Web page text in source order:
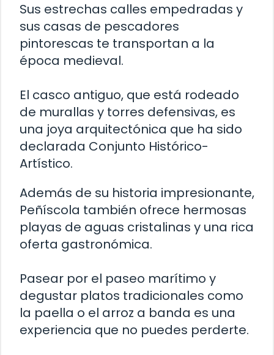
Sus estrechas calles empedradas y
sus casas de pescadores
pintorescas te transportan a la
época medieval.
El casco antiguo, que está rodeado
de murallas y torres defensivas, es
una joya arquitectónica que ha sido
declarada Conjunto Histórico-
Artístico.
Además de su historia impresionante,
Peñíscola también ofrece hermosas
playas de aguas cristalinas y una rica
oferta gastronómica.
Pasear por el paseo marítimo y
degustar platos tradicionales como
la paella o el arroz a banda es una
experiencia que no puedes perderte.